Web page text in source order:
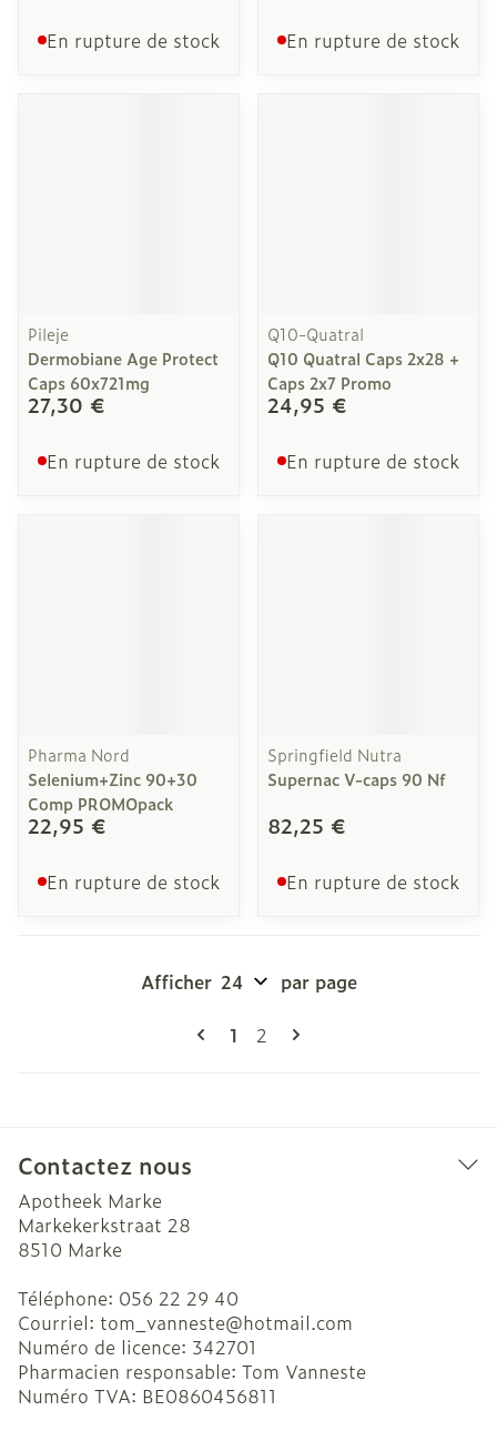
En rupture de stock En rupture de stock
Pileje
Dermobiane Age Protect
Caps 60x721mg
27,30 €
En rupture de stock
Q10-Quatral
Q10 Quatral Caps 2x28 +
Caps 2x7 Promo
24,95 €
En rupture de stock
Pharma Nord
Selenium+Zinc 90+30
Comp PROMOpack
22,95 €
En rupture de stock
Springfield Nutra
Supernac V-caps 90 Nf
82,25 €
En rupture de stock
Pages
Vous lisez actuellement la
1 Page
2
Afficher par page
Contactez nous
Apotheek Marke
Markekerkstraat 28
8510 Marke
Téléphone: 056 22 29 40
Courriel: tom_vanneste@hotmail.com
Numéro de licence: 342701
Pharmacien responsable: Tom Vanneste
Numéro TVA: BE0860456811